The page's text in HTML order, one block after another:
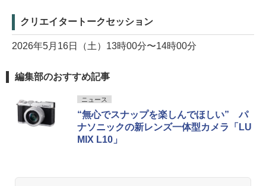
クリエイタートークセッション
2026年5月16日（土）13時00分〜14時00分
編集部のおすすめ記事
ニュース
“無心でスナップを楽しんでほしい” パ
ナソニックの新レンズ一体型カメラ「LU
MIX L10」